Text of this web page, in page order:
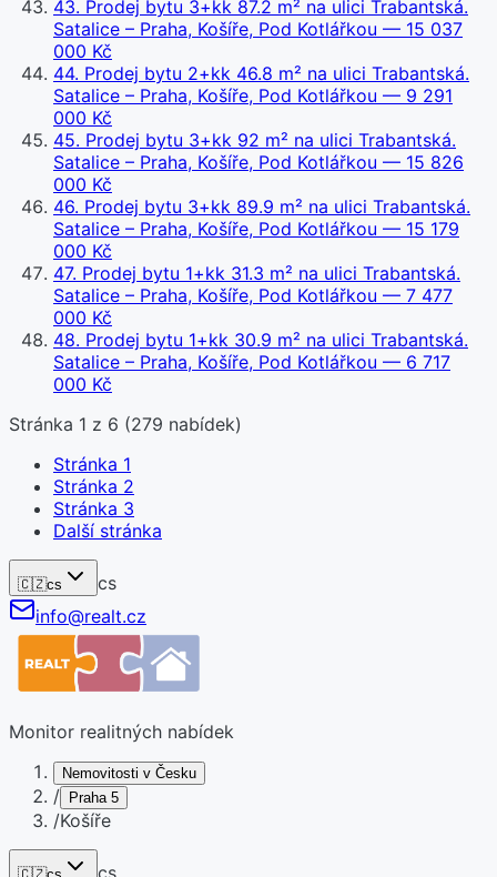
43. Prodej bytu 3+kk 87.2 m² na ulici Trabantská.
Satalice – Praha, Košíře, Pod Kotlářkou — 15 037
000 Kč
44. Prodej bytu 2+kk 46.8 m² na ulici Trabantská.
Satalice – Praha, Košíře, Pod Kotlářkou — 9 291
000 Kč
45. Prodej bytu 3+kk 92 m² na ulici Trabantská.
Satalice – Praha, Košíře, Pod Kotlářkou — 15 826
000 Kč
46. Prodej bytu 3+kk 89.9 m² na ulici Trabantská.
Satalice – Praha, Košíře, Pod Kotlářkou — 15 179
000 Kč
47. Prodej bytu 1+kk 31.3 m² na ulici Trabantská.
Satalice – Praha, Košíře, Pod Kotlářkou — 7 477
000 Kč
48. Prodej bytu 1+kk 30.9 m² na ulici Trabantská.
Satalice – Praha, Košíře, Pod Kotlářkou — 6 717
000 Kč
Stránka 1 z 6 (279 nabídek)
Stránka 1
Stránka 2
Stránka 3
Další stránka
🇨🇿cs
cs
info@realt.cz
Monitor realitných nabídek
Nemovitosti v Česku
/ Praha 5
/Košíře